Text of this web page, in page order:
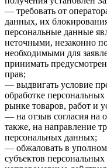
— требовать от
данных, их
персональные данные
неточными, незаконно
необходимыми для
принимать
прав;
— выдвигать условие
обработке
рынке товаров, работ и
— на отзыв согласия на
также, на направление
персональных данных;
— обжаловать в
субъектов